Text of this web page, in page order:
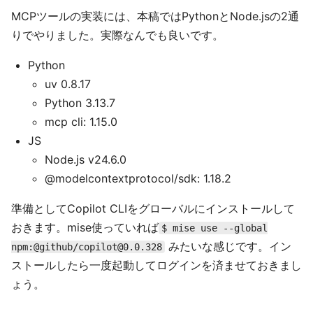
MCPツールの実装には、本稿ではPythonとNode.jsの2通
りでやりました。実際なんでも良いです。
Python
uv 0.8.17
Python 3.13.7
mcp cli: 1.15.0
JS
Node.js v24.6.0
@modelcontextprotocol/sdk: 1.18.2
準備としてCopilot CLIをグローバルにインストールして
おきます。mise使っていれば $ mise use --global
npm:@github/copilot@0.0.328 みたいな感じです。イン
ストールしたら一度起動してログインを済ませておきまし
ょう。